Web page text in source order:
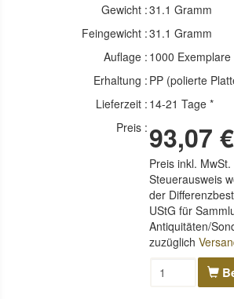
Gewicht :31.1 Gramm
Feingewicht :31.1 Gramm
Auflage : 1000 Exemplare
Erhaltung : PP (polierte
Lieferzeit : 14-21 Tage *
Preis : 93,07 €
Preis inkl.
Steuerausweis
der
UStG für
Antiquitäten/
zuzüglich